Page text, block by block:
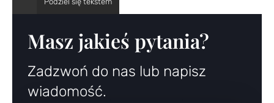
Masz jakieś pytania?
Zadzwoń do nas lub napisz
wiadomość.